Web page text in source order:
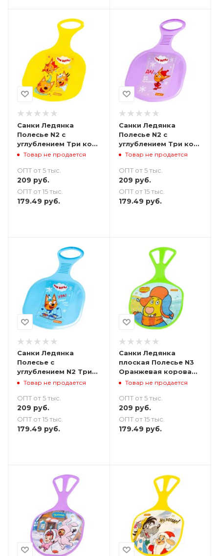
Санки Ледянка
Полесье N2 с
углублением Три кота
51х33 - желтая
Товар не продается
ОПТ от 5 тыс.
209 руб.
ОПТ от 15 тыс.
179.49 руб.
Санки Ледянка
Полесье N2 с
углублением Три кота
51х33 - фиолетовая
Товар не продается
ОПТ от 5 тыс.
209 руб.
ОПТ от 15 тыс.
179.49 руб.
Санки Ледянка
Полесье с
углублением N2 Три
кота 51х33 - голубая
Товар не продается
ОПТ от 5 тыс.
209 руб.
ОПТ от 15 тыс.
179.49 руб.
Санки Ледянка
плоская Полесье N3
Оранжевая корова
58х35 - салатовые
Товар не продается
ОПТ от 5 тыс.
209 руб.
ОПТ от 15 тыс.
179.49 руб.